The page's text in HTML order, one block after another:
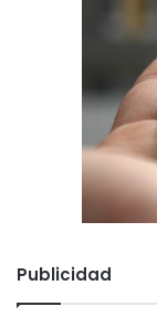
Publicidad